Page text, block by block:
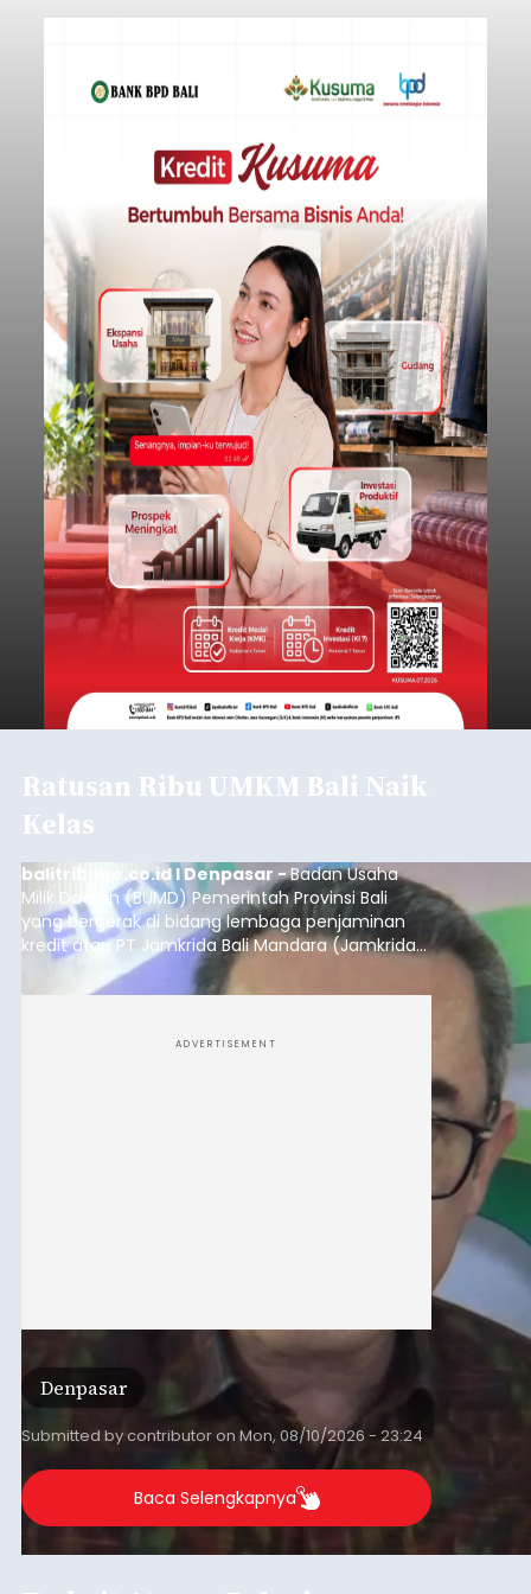
Ratusan Ribu UMKM Bali Naik
Kelas
balitribune.co.id I Denpasar -Badan Usaha
Milik Daerah (BUMD) Pemerintah Provinsi Bali
yang bergerak di bidang lembaga penjaminan
kredit atau PT Jamkrida Bali Mandara (Jamkrida
Bali) telah mencatatkan penjaminan kredit
kepada 549 ribu usaha mikro, kecil dan
ADVERTISEMENT
Denpasar
Submitted bycontributoron Mon, 08/10/2026 - 23:24
Baca Selengkapnya